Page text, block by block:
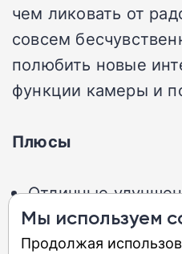
чем ликовать от
совсем
полюбить новые
функции камеры и
Плюсы
Отличные
Подключение по
Мы используем
Продолжая